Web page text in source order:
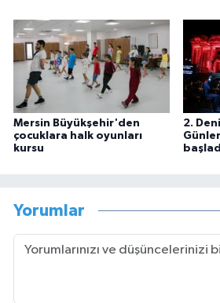
Mersin Büyükşehir'den
çocuklara halk oyunları
kursu
2.
Yorumlar